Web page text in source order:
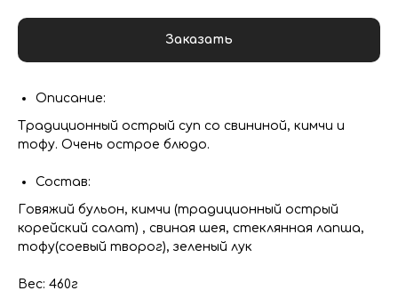
Заказать
Описание:
Традиционный острый суп со свининой, кимчи и
тофу. Очень острое блюдо.
Состав:
Говяжий бульон, кимчи (традиционный острый
корейский салат) , свиная шея, стеклянная лапша,
тофу(соевый творог), зеленый лук
Вес: 460г